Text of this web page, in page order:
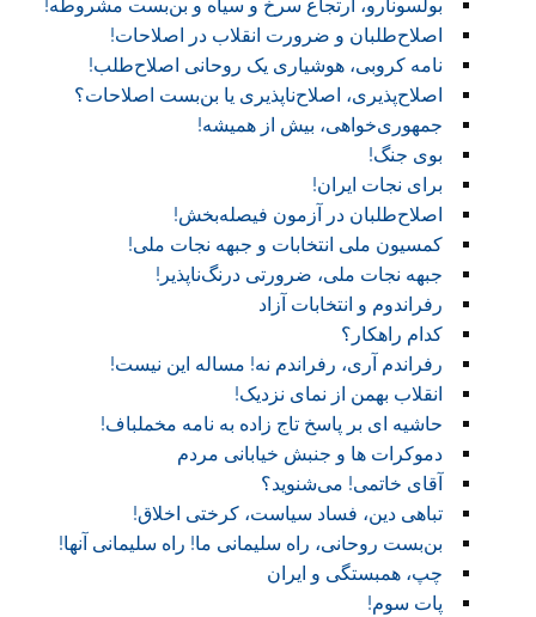
بولسونارو، ارتجاع سرخ و سیاه و بن‌بست مشروطه!
اصلاح‌طلبان و ضرورت انقلاب در اصلاحات!
نامه کروبی، هوشیاری یک روحانی اصلاح‌طلب!
اصلاح‌پذیری، اصلاح‌ناپذیری یا بن‌بست اصلاحات؟
جمهوری‌خواهی، بیش از همیشه!
بوی جنگ!
برای نجات ایران!
اصلاح‌طلبان در آزمون فیصله‌بخش!
کمسیون ملی انتخابات و جبهه نجات ملی!
جبهه نجات ملی، ضرورتی درنگ‌ناپذیر!
رفراندوم و انتخابات آزاد
کدام راهکار؟
رفراندم آری، رفراندم نه! مساله این نیست!
انقلاب بهمن از نمای نزدیک!
حاشیه ای بر پاسخ تاج زاده به نامه مخملباف!
دموکرات ها و جنبش خیابانی مردم
آقای خاتمی! می‌شنوید؟
تباهی دین، فساد سیاست، کرختی اخلاق!
بن‌بست روحانی، راه سلیمانی ما! راه سلیمانی آنها!
چپ، همبستگی و ایران
پات سوم!